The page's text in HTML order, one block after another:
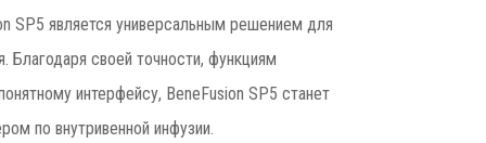
SP5 является универсальным решением для
Благодаря своей точности, функциям
интерфейсу, BeneFusion SP5 станет
по внутривенной инфузии.